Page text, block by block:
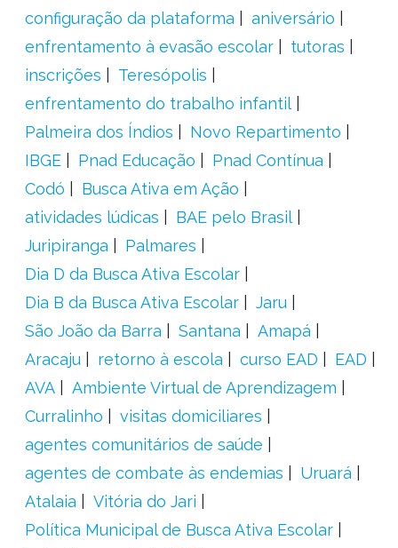
configuração da plataforma
aniversário
enfrentamento à evasão escolar
tutoras
inscrições
Teresópolis
enfrentamento do trabalho infantil
Palmeira dos Índios
Novo Repartimento
IBGE
Pnad Educação
Pnad Contínua
Codó
Busca Ativa em Ação
atividades lúdicas
BAE pelo Brasil
Juripiranga
Palmares
Dia D da Busca Ativa Escolar
Dia B da Busca Ativa Escolar
Jaru
São João da Barra
Santana
Amapá
Aracaju
retorno à escola curso EAD
EAD
AVA
Ambiente Virtual de Aprendizagem
Curralinho
visitas domiciliares
agentes comunitários de saúde
agentes de combate às endemias
Uruará
Atalaia
Vitória do Jari
Política Municipal de Busca Ativa Escolar